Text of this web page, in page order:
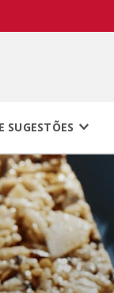
SUGESTÕES